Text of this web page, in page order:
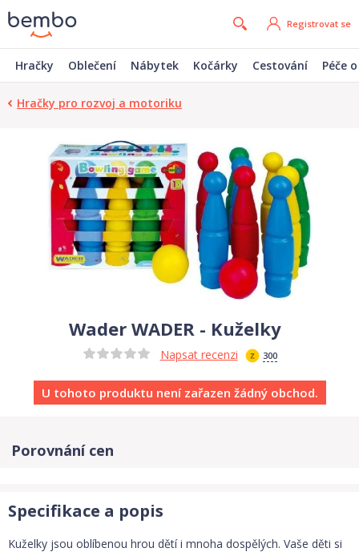
Registrovat se
Hračky Oblečení Nábytek Kočárky Cestování Péče
Hračky pro rozvoj a motoriku
Wader WADER - Kuželky
Napsat recenzi 300
U tohoto produktu není zařazen žádný obchod.
Porovnání cen
Specifikace a popis
Kuželky jsou oblíbenou hrou dětí i mnoha dospělých. Vaše děti si